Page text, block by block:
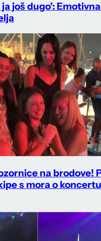
još dugo':
na brodove!
s mora o